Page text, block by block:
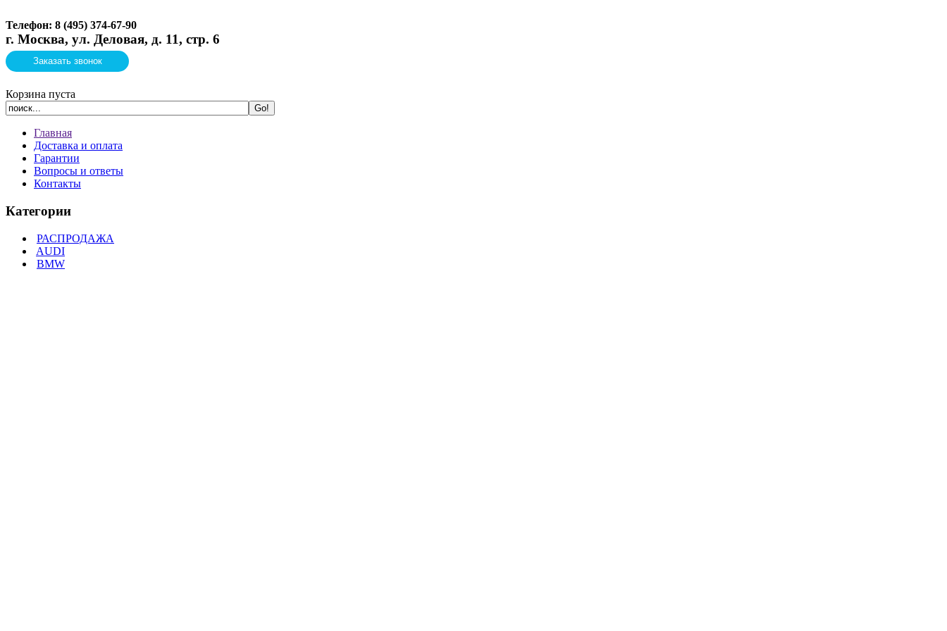
Телефон: 8 (495) 374-67-90
г. Москва, ул. Деловая, д. 11, стр. 6
Заказать звонок
Корзина пуста
Главная
Доставка и оплата
Гарантии
Вопросы и ответы
Контакты
Категории
РАСПРОДАЖА
AUDI
BMW